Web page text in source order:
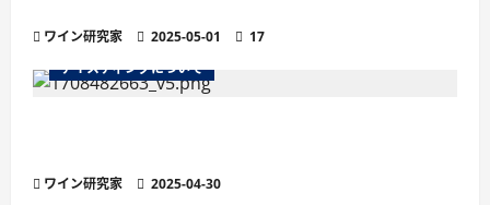
ワイン研究家 2025-05-01
17
テイスティングについて
ワイン研究家
2025-04-30